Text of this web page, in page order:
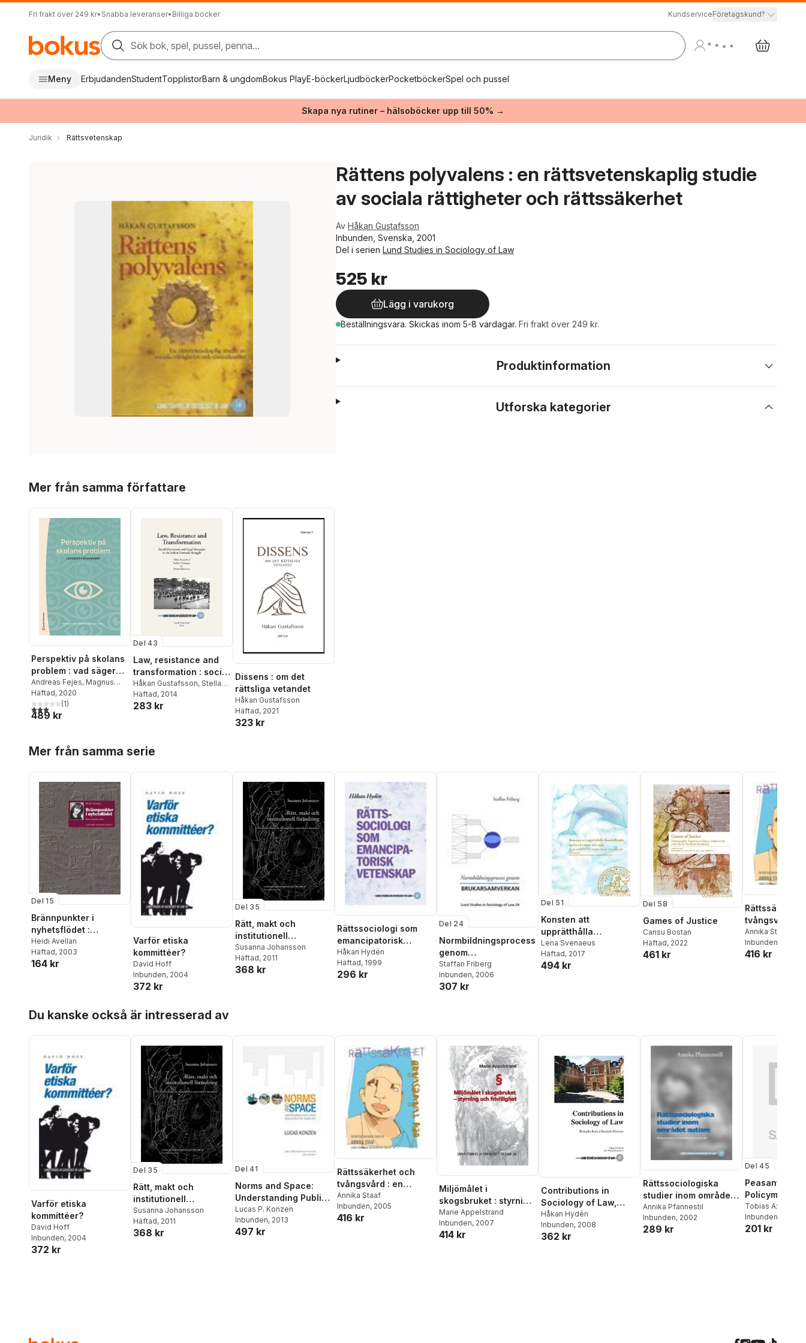
Fri frakt över 249 kr• Snabba leveranser• Billiga böcker KundserviceFöretagskund?
Sök bok, spel, pussel, penna...
Meny ErbjudandenStudentTopplistorBarn & ungdomBokus PlayE-böckerLjudböckerPocketböckerSpel och pussel
Skapa nya rutiner – hälsoböcker upp till 50% →
Juridik Rättsvetenskap
Rättens polyvalens : en rättsvetenskaplig studie
av sociala rättigheter och rättssäkerhet
Av Håkan Gustafsson
Inbunden, Svenska, 2001
Del i serien Lund Studies in Sociology of Law
525 kr
Lägg i varukorg
Beställningsvara. Skickas inom 5-8 vardagar. Fri frakt över 249 kr.
Produktinformation
Utforska kategorier
Mer från samma författare
Perspektiv på skolans
problem : vad säger
forskningen?
Andreas Fejes, Magnus
Dahlstedt,Majsa Allelin
Emma Arneback
Beach ,Gert Biesta
Håkan Gustafsson
Gustavsson, Eva-Marie
Ideland ,Sara Irisdotter
Aldenmyr,Thomas
Johansson ,Jan Jämte,
Anders Jönsson,Anna-
Lena Kempe,Alli Klapp,
Gunnlaugur Magnússon
Louise Malmström,
Tommaso Milani, Judit
Novak,Mattias Nylund ,Ylva
Odenbring Maria Olson,
Per-Åke Rosvall
Broman,Robert Thornberg
Ásgeir Tryggvason
Johannes Westberg
Öhman
Häftad, 2020
3,0utav 5 stjärnor. Totalt antal röster:
(1)
489 kr
Del 43
Law, resistance and
transformation : social
movements and legal
strategies in the
Indian Narmada
Håkan Gustafsson, Stellan
Vinthagen,Patrik
Oskarsson
Häftad, 2014
283 kr
Dissens : om det
rättsliga vetandet
Håkan Gustafsson
Häftad, 2021
323 kr
Mer från samma serie
Del 15
Brännpunkter i
nyhetsflödet :
rättssociologiska
nedslag
Heidi Avellan
Häftad, 2003
164 kr
Varför etiska
kommittéer?
David Hoff
Inbunden, 2004
372 kr
Del 35
Rätt, makt och
institutionell
förändring : en kritisk
analys av
myndigheters
Susanna Johansson
Häftad, 2011
368 kr
Rättssociologi som
emancipatorisk
vetenskap
Håkan Hydén
Häftad, 1999
296 kr
Del 24
Normbildningsprocess
genom
brukarsamverkan
Staffan Friberg
Inbunden, 2006
307 kr
Del 51
Konsten att
upprätthålla
löneskillnader mellan
kvinnor och män
Lena Svenaeus
Häftad, 2017
494 kr
Del 58
Games of Justice
Cansu Bostan
Häftad, 2022
461 kr
tvångsvård :
Annika Staaf
Inbunden
416 kr
Du kanske också är intresserad av
Varför etiska
kommittéer?
David Hoff
Inbunden, 2004
372 kr
Del 35
Rätt, makt och
institutionell
förändring : en kritisk
analys av
myndigheters
Susanna Johansson
Häftad, 2011
368 kr
Del 41
Norms and Space:
Understanding Public
Space Regulation in
the Tourist City
Lucas P. Konzen
Inbunden, 2013
497 kr
Rättssäkerhet och
tvångsvård : en
rättssociologisk studie
Annika Staaf
Inbunden, 2005
416 kr
Miljömålet i
skogsbruket : styrning
och frivillighet
Marie Appelstrand
Inbunden, 2007
414 kr
Contributions in
Sociology of Law,
Remarks from a
Swedish Horizon
Håkan Hydén
Inbunden, 2008
362 kr
Rättssociologiska
studier inom området
autism :
rättsanvändning i en
kunskapskonkurreran
Annika Pfannestil
Inbunden, 2002
289 kr
Del 45
Peasants and
Policymakers
Tobias Axelsson
Inbunden
201 kr